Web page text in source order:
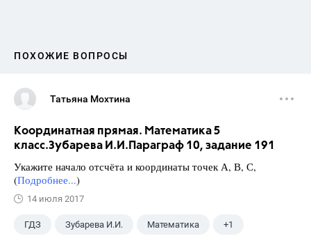
ПОХОЖИЕ ВОПРОСЫ
Татьяна Мохтина
Координатная прямая. Математика 5
класс.Зубарева И.И.Параграф 10, задание 191
Укажите начало отсчёта и координаты точек А, В, С,
(Подробнее...)
14 июля 2017
ГДЗ Зубарева И.И. Математика +1